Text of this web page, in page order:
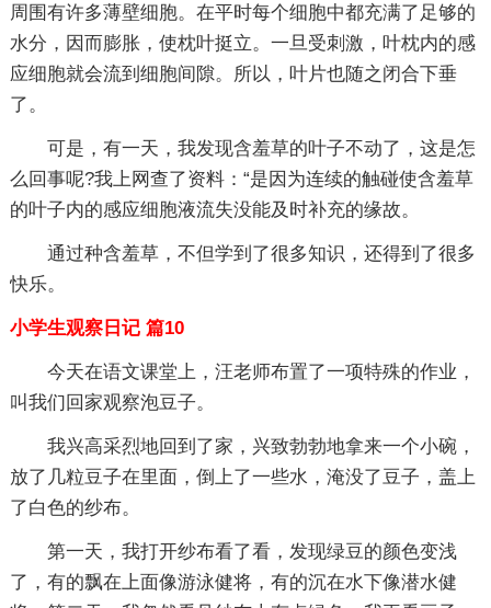
周围有许多薄壁细胞。在平时每个细胞中都充满了足够的
水分，因而膨胀，使枕叶挺立。一旦受刺激，叶枕内的感
应细胞就会流到细胞间隙。所以，叶片也随之闭合下垂
了。
可是，有一天，我发现含羞草的叶子不动了，这是怎
么回事呢?我上网查了资料：“是因为连续的触碰使含羞草
的叶子内的感应细胞液流失没能及时补充的缘故。
通过种含羞草，不但学到了很多知识，还得到了很多
快乐。
小学生观察日记 篇10
今天在语文课堂上，汪老师布置了一项特殊的作业，
叫我们回家观察泡豆子。
我兴高采烈地回到了家，兴致勃勃地拿来一个小碗，
放了几粒豆子在里面，倒上了一些水，淹没了豆子，盖上
了白色的纱布。
第一天，我打开纱布看了看，发现绿豆的颜色变浅
了，有的飘在上面像游泳健将，有的沉在水下像潜水健